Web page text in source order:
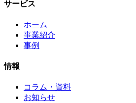
サービス
ホーム
事業紹介
事例
情報
コラム・資料
お知らせ